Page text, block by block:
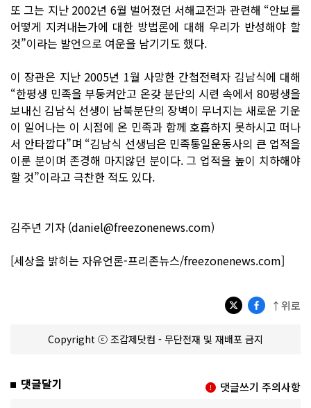
또 그는 지난 2002년 6월 벌어졌던 서해교전과 관련해 “안보를
어떻게 지켜내는가에 대한 방법론에 대해 우리가 반성해야 할
것”이라는 발언으로 여운을 남기기도 했다.
이 장관은 지난 2005년 1월 사망한 간첩전력자 김남식에 대해
“한평생 민족을 부둥켜안고 온갖 분단의 시련 속에서 80평생을
보내신 김남식 선생이 남북분단의 장벽이 무너지는 새로운 기운
이 일어나는 이 시점에 온 민족과 함께 호흡하지 못하시고 떠나
서 안타깝다”며 “김남식 선생님은 민족통일운동사의 큰 업적을
이룬 분이며 존경해 마지않던 분이다. 그 업적을 높이 치하해야
할 것”이라고 극찬한 적도 있다.
김주년 기자 (daniel@freezonenews.com)
[세상을 밝히는 자유언론-프리존뉴스/freezonenews.com]
↑위로
Copyright ⓒ 조갑제닷컴 - 무단전재 및 재배포 금지
댓글달기 댓글쓰기 주의사항